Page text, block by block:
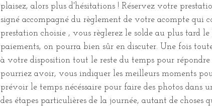
plaisez, alors plus d'hésitations ! Réservez votre
signé accompagné du règlement de votre acompte qui
prestation choisie , vous règlerez le solde au plus tard
paiements, on pourra bien sûr en discuter. Une fois
à votre disposition tout le reste du temps pour
pourriez avoir, vous indiquer les meilleurs moments
prévoir le temps nécéssaire pour faire des photos dans
des étapes particulières de la journée, autant de